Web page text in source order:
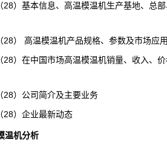
本信息、高温模温机生产基地、总部
高温模温机产品规格、参数及市场应
中国市场高温模温机销量、收入、价
公司简介及主要业务
企业最新动态
温机分析